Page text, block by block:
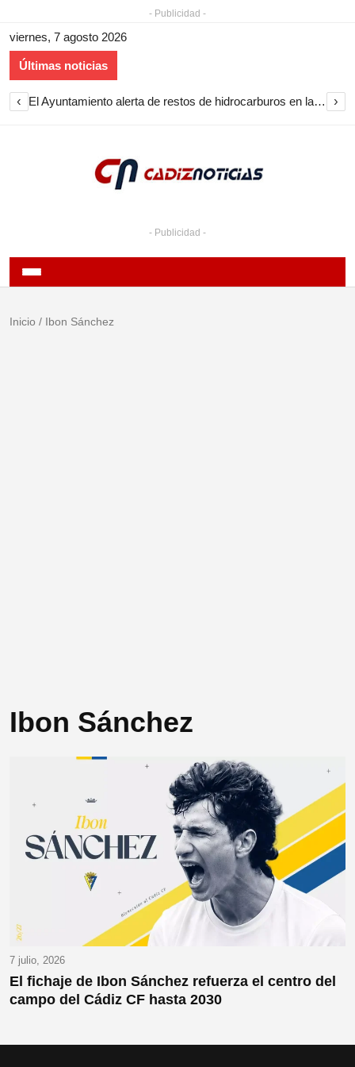
- Publicidad -
viernes, 7 agosto 2026
Últimas noticias
‹ El Ayuntamiento alerta de restos de hidrocarburos en la playa de Puente Mayorga ›
- Publicidad -
Inicio / Ibon Sánchez
Ibon Sánchez
7 julio, 2026
El fichaje de Ibon Sánchez refuerza el centro del
campo del Cádiz CF hasta 2030